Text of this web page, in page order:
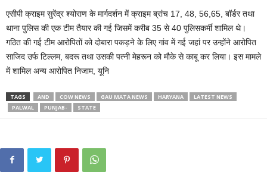
एसीपी क्राइम सुरेंद्र श्योराण के मार्गदर्शन में क्राइम ब्रांच 17, 48, 56,65, बॉर्डर तथा
थाना पुलिस की एक टीम तैयार की गई जिसमें करीब 35 से 40 पुलिसकर्मी शामिल थे।
गठित की गई टीम आरोपितों को दोबारा पकड़ने के लिए गांव में गई जहां पर उन्होंने आरोपित
साजिद उर्फ टिल्लम, बदरू तथा उसकी पत्नी मेहरून को मौके से काबू कर लिया। इस मामले
में शामिल अन्य आरोपित निजाम, यूनि
TAGS AND COW NEWS GAU MATA NEWS HARYANA
LATEST NEWS
PALWAL
PUNJAB- STATE